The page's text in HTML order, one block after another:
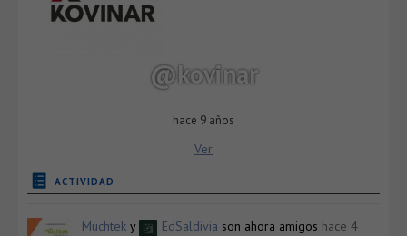
@kovinar
hace 9 años
Ver
ACTIVIDAD
Muchtek y EdSaldivia son ahora amigos hace 4